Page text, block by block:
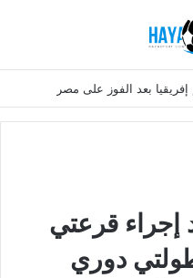
بعد الفوز على مصر
قرعتي
دوري